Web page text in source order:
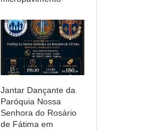
Jantar Dançante da
Paróquia Nossa
Senhora do Rosário
de Fátima em